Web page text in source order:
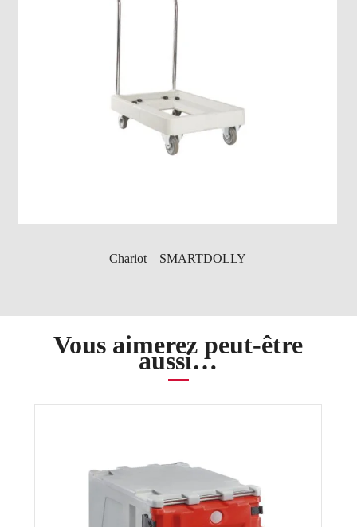
Chariot – SMARTDOLLY
Vous aimerez peut-être
aussi…